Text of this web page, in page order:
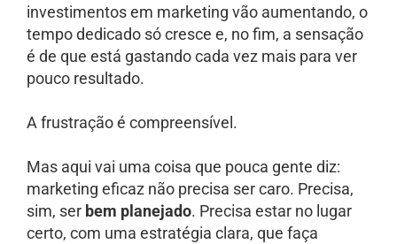
investimentos em marketing vão aumentando, o
tempo dedicado só cresce e, no fim, a sensação
é de que está gastando cada vez mais para ver
pouco resultado.
A frustração é compreensível.
Mas aqui vai uma coisa que pouca gente diz:
marketing eficaz não precisa ser caro. Precisa,
sim, ser bem planejado. Precisa estar no lugar
certo, com uma estratégia clara, que faça